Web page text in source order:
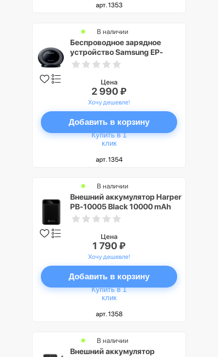
арт. 1353
Беспроводное зарядное
устройство Samsung EP-
NG930 Black
В наличии
Цена
2 990 ₽
Хочу дешевле!
Добавить в корзину
Купить в 1
клик
арт. 1354
Внешний аккумулятор Harper
PB-10005 Black 10000 mAh
В наличии
Цена
1 790 ₽
Хочу дешевле!
Добавить в корзину
Купить в 1
клик
арт. 1358
Внешний аккумулятор
В наличии